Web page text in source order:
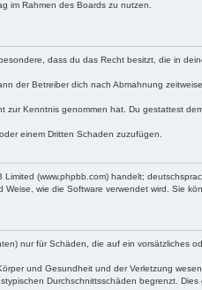
im Rahmen des Boards zu nutzen.
dass du das Recht besitzt, die in
der Betreiber dich nach Abmahnung
zur Kenntnis genommen hat. Du gestattest
einem Dritten Schaden zuzufügen.
(www.phpbb.com) handelt;
wie die Software verwendet wird. Sie
nur für Schäden, die auf ein vorsätzliches
und Gesundheit und der Verletzung
Durchschnittsschäden begrenzt. Dies